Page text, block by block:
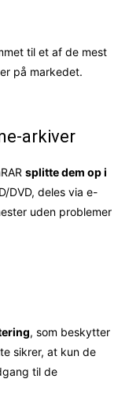
til et af de mest
på markedet.
arkiver
splitte dem op i
DVD, deles via e-
uden problemer
, som beskytter
sikrer, at kun de
til de